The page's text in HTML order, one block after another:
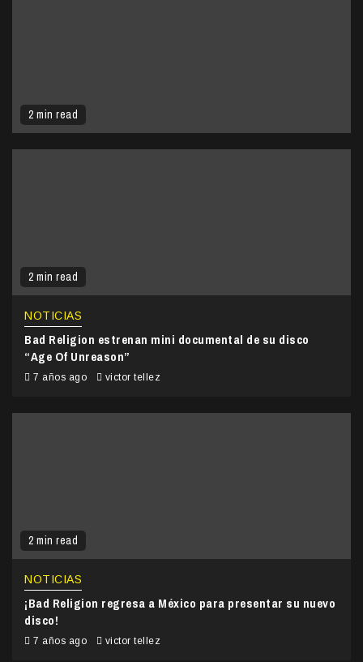
2 min read
2 min read
NOTICIAS
Bad Religion estrenan mini documental de su disco
“Age Of Unreason”
7 años ago victor tellez
2 min read
NOTICIAS
¡Bad Religion regresa a México para presentar su nuevo
disco!
7 años ago victor tellez